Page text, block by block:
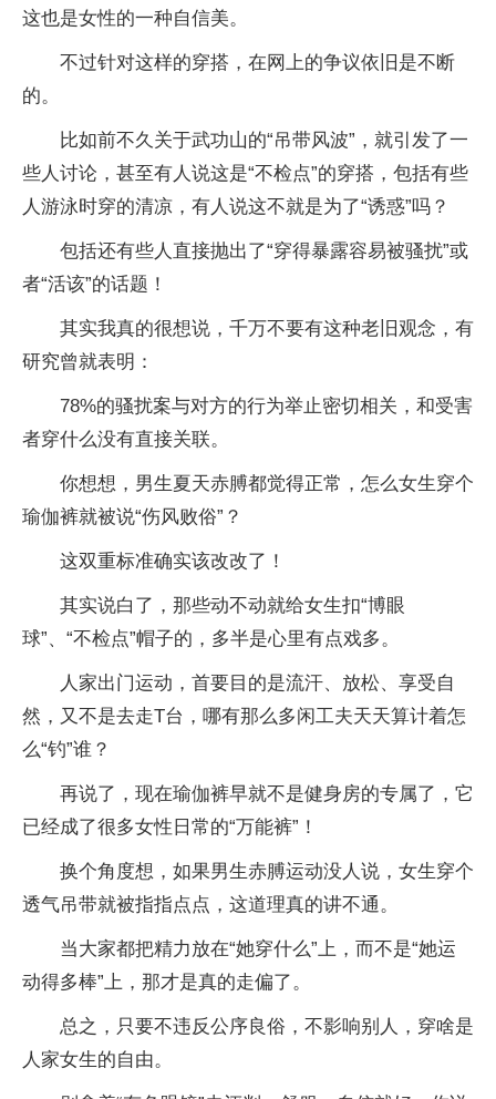
这也是女性的一种自信美。
不过针对这样的穿搭，在网上的争议依旧是不断
的。
比如前不久关于武功山的“吊带风波”，就引发了一
些人讨论，甚至有人说这是“不检点”的穿搭，包括有些
人游泳时穿的清凉，有人说这不就是为了“诱惑”吗？
包括还有些人直接抛出了“穿得暴露容易被骚扰”或
者“活该”的话题！
其实我真的很想说，千万不要有这种老旧观念，有
研究曾就表明：
78%的骚扰案与对方的行为举止密切相关，和受害
者穿什么没有直接关联。
你想想，男生夏天赤膊都觉得正常，怎么女生穿个
瑜伽裤就被说“伤风败俗”？
这双重标准确实该改改了！
其实说白了，那些动不动就给女生扣“博眼
球”、“不检点”帽子的，多半是心里有点戏多。
人家出门运动，首要目的是流汗、放松、享受自
然，又不是去走T台，哪有那么多闲工夫天天算计着怎
么“钓”谁？
再说了，现在瑜伽裤早就不是健身房的专属了，它
已经成了很多女性日常的“万能裤”！
换个角度想，如果男生赤膊运动没人说，女生穿个
透气吊带就被指指点点，这道理真的讲不通。
当大家都把精力放在“她穿什么”上，而不是“她运
动得多棒”上，那才是真的走偏了。
总之，只要不违反公序良俗，不影响别人，穿啥是
人家女生的自由。